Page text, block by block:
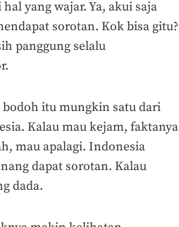
yang wajar. Ya, akui saja
sorotan. Kok bisa gitu?
panggung selalu
bodoh itu mungkin satu dari
Kalau mau kejam, faktanya
mau apalagi. Indonesia
dapat sorotan. Kalau
dada.